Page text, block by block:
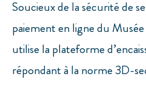
Soucieux de la sécurité de
paiement en ligne du
utilise la plateforme
répondant à la norme 3D-